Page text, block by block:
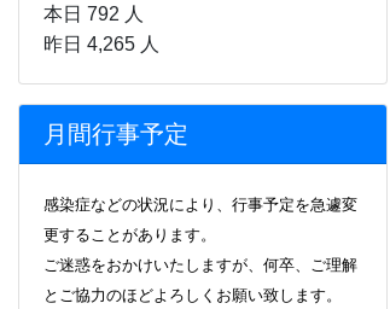
本日 792 人
昨日 4,265 人
月間行事予定
感染症などの状況により、行事予定を急遽変
更することがあります。
ご迷惑をおかけいたしますが、何卒、ご理解
とご協力のほどよろしくお願い致します。